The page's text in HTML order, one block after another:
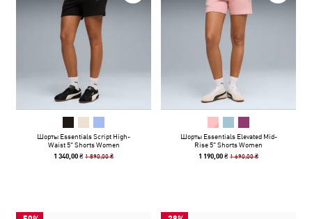
Шорты Essentials Script High-
Waist 5" Shorts Women
1 340,00 ₴1 890,00 ₴
Шорты Essentials Elevated Mid-
Rise 5" Shorts Women
1 190,00 ₴1 690,00 ₴